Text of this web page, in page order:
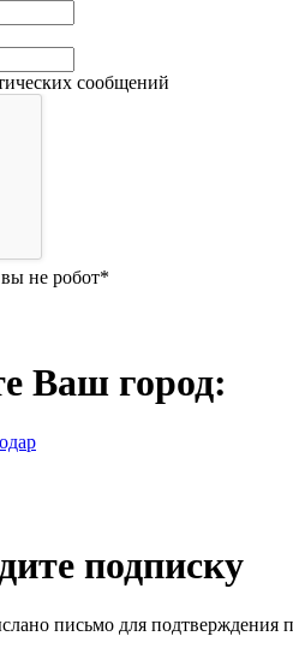
сообщений
не робот*
Ваш город:
подписку
письмо для подтверждения